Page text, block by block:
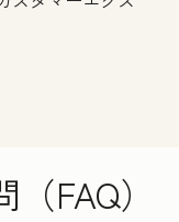
FAQ）